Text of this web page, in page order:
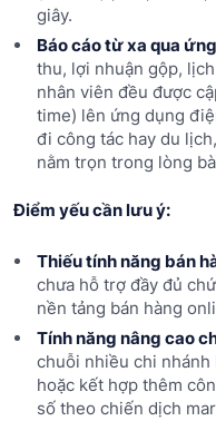
giây.
Báo cáo từ xa qua
thu, lợi nhuận gộp,
nhân viên đều được
time) lên ứng dụng
đi công tác hay du
nằm trọn trong lòng
Điểm yếu cần lưu ý:
Thiếu tính năng bán
chưa hỗ trợ đầy đủ
nền tảng bán hàng
Tính năng nâng cao
chuỗi nhiều chi
hoặc kết hợp thêm
số theo chiến dịch